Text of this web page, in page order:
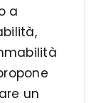
a
un